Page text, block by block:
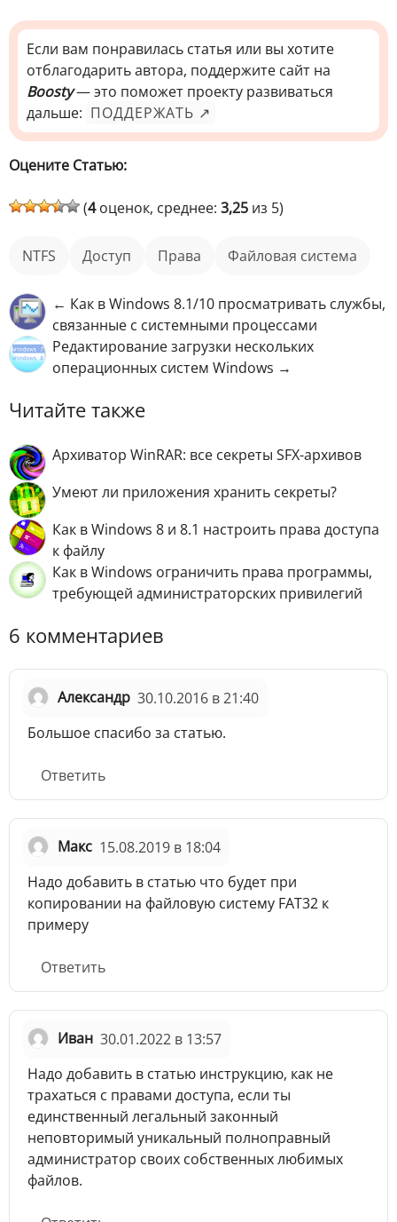
Если вам понравилась статья или вы хотите
отблагодарить автора, поддержите сайт на
Boosty— это поможет проекту развиваться
дальше: ПОДДЕРЖАТЬ ↗
Оцените Статью:
(4оценок, среднее: 3,25 из 5)
NTFS доступ права файловая система
← Как в Windows 8.1/10 просматривать службы,
связанные с системными процессами
Редактирование загрузки нескольких
операционных систем Windows →
Читайте также
Архиватор WinRAR: все секреты SFX-архивов
Умеют ли приложения хранить секреты?
Как в Windows 8 и 8.1 настроить права доступа
к файлу
Как в Windows ограничить права программы,
требующей администраторских привилегий
6 комментариев
Александр 30.10.2016 в 21:40
Большое спасибо за статью.
Ответить
Макс 15.08.2019 в 18:04
Надо добавить в статью что будет при
копировании на файловую систему FAT32 к
примеру
Ответить
Иван 30.01.2022 в 13:57
Надо добавить в статью инструкцию, как не
трахаться с правами доступа, если ты
единственный легальный законный
неповторимый уникальный полноправный
администратор своих собственных любимых
файлов.